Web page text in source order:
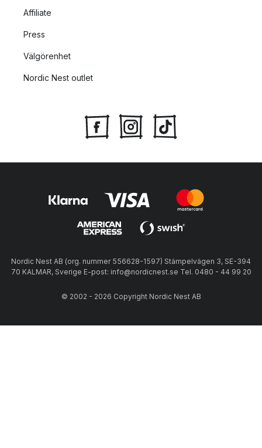
Affiliate
Press
Välgörenhet
Nordic Nest outlet
Nordic Nest AB (org. nummer 556628-1597) Stämpelvägen 3, SE-394
70 KALMAR, Sverige E-post: info@nordicnest.se Tel. 0480 - 44 99 20
© 2002 - 2026 Copyright Nordic Nest AB